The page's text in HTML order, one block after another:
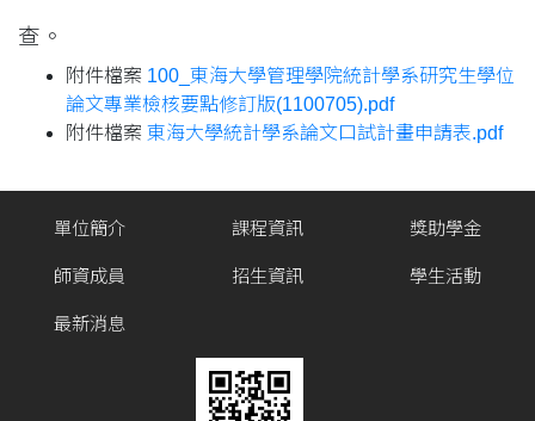
查 。
附件檔案 100_東海大學管理學院統計學系研究生學位
論文專業檢核要點修訂版(1100705).pdf
附件檔案 東海大學統計學系論文口試計畫申請表.pdf
單位簡介
師資成員
最新消息
課程資訊
招生資訊
獎助學金
學生活動